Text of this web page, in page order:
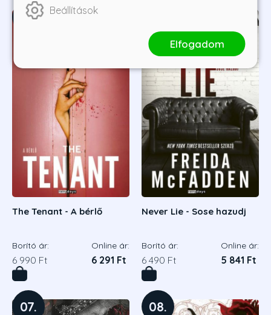
05.
The Tenant - A bérlő
Borító ár:
6 990 Ft
Online ár:
6 291 Ft
Never Lie - Sose hazudj
Borító ár:
6 490 Ft
Online ár:
5 841 Ft
07. 08.
Beállítások
Elfogadom